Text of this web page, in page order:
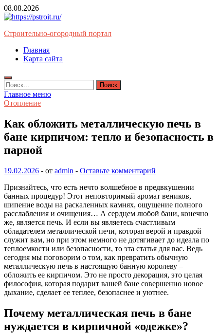
Перейти
к
08.08.2026
Строительно-огородный портал
Главная
Карта сайта
Найти:
Главное меню
Отопление
Как обложить металлическую печь в
бане кирпичом: тепло и безопасность в
парной
19.02.2026 - от admin - Оставьте комментарий
Признайтесь, что есть нечто волшебное в предвкушении
банных процедур! Этот неповторимый аромат веников,
шипение воды на раскаленных камнях, ощущение полного
расслабления и очищения… А сердцем любой бани, конечно
же, является печь. И если вы являетесь счастливым
обладателем металлической печи, которая верой и правдой
служит вам, но при этом немного не дотягивает до идеала по
теплоемкости или безопасности, то эта статья для вас. Ведь
сегодня мы поговорим о том, как превратить обычную
металлическую печь в настоящую банную королеву –
обложить ее кирпичом. Это не просто декорация, это целая
философия, которая подарит вашей бане совершенно новое
дыхание, сделает ее теплее, безопаснее и уютнее.
Почему металлическая печь в бане
нуждается в кирпичной «одежке»?